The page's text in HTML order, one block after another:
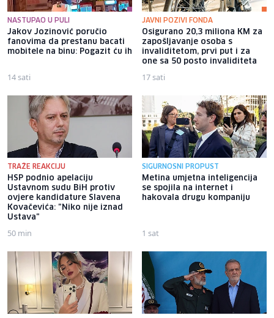
NASTUPAO U PULI
Jakov Jozinović poručio
fanovima da prestanu bacati
mobitele na binu: Pogazit ću ih
14 sati
JAVNI POZIVI FONDA
Osigurano 20,3 miliona KM za
zapošljavanje osoba s
invaliditetom, prvi put i za
one sa 50 posto invaliditeta
17 sati
TRAŽE REAKCIJU
HSP podnio apelaciju
Ustavnom sudu BiH protiv
ovjere kandidature Slavena
Kovačevića: "Niko nije iznad
Ustava"
50 min
SIGURNOSNI PROPUST
Metina umjetna inteligencija
se spojila na internet i
hakovala drugu kompaniju
1 sat